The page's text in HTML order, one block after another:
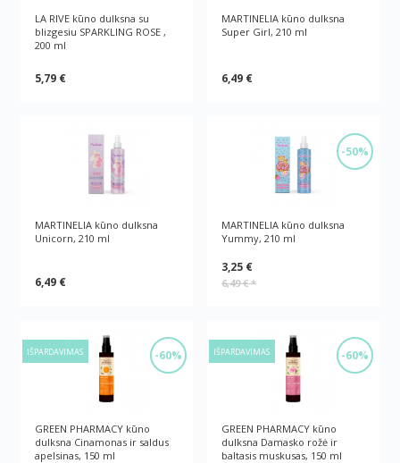
LA RIVE kūno dulksna su
blizgesiu SPARKLING ROSE ,
200 ml
5,79 €
MARTINELIA kūno dulksna
Super Girl, 210 ml
6,49 €
MARTINELIA kūno dulksna
Unicorn, 210 ml
6,49 €
-50%
MARTINELIA kūno dulksna
Yummy, 210 ml
3,25 €
6,49 €*
-60%
IŠPARDAVIMAS
GREEN PHARMACY kūno
dulksna Cinamonas ir saldus
apelsinas, 150 ml
-60%
IŠPARDAVIMAS
GREEN PHARMACY kūno
dulksna Damasko rožė ir
baltasis muskusas, 150 ml